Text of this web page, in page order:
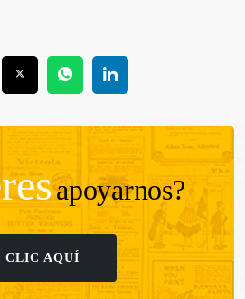
apoyarnos?
CLIC AQUÍ